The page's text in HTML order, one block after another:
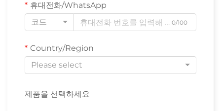
휴대전화/WhatsApp
코드
0/100
Country/Region
Please select
제품을 선택하세요